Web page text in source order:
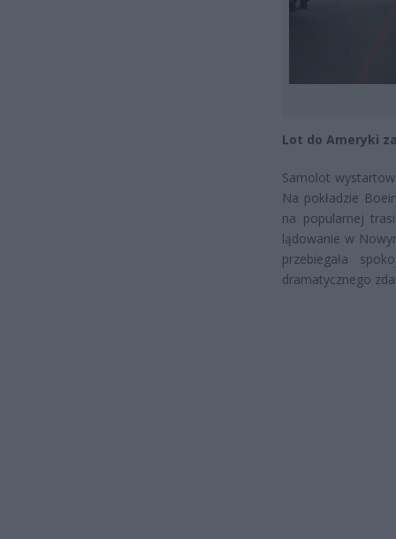
Lot do Ameryki
Samolot
Na pokładzie
na popularnej
lądowanie w
przebiegała
dramatycznego